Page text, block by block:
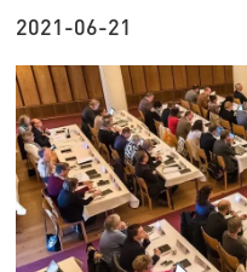
2021-06-21